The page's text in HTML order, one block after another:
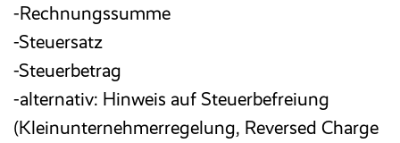
-Rechnungssumme
-Steuersatz
-Steuerbetrag
-alternativ: Hinweis auf Steuerbefreiung
(Kleinunternehmerregelung, Reversed Charge